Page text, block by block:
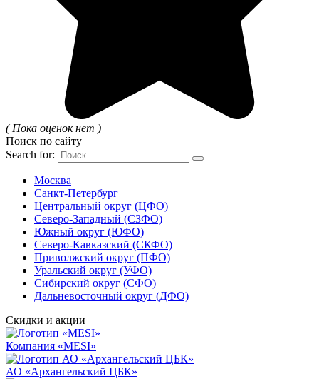
( Пока оценок нет )
Поиск по сайту
Search for:
Москва
Санкт-Петербург
Центральный округ (ЦФО)
Северо-Западный (СЗФО)
Южный округ (ЮФО)
Северо-Кавказский (СКФО)
Приволжский округ (ПФО)
Уральский округ (УФО)
Сибирский округ (СФО)
Дальневосточный округ (ДФО)
Скидки и акции
Компания «MESI»
АО «Архангельский ЦБК»